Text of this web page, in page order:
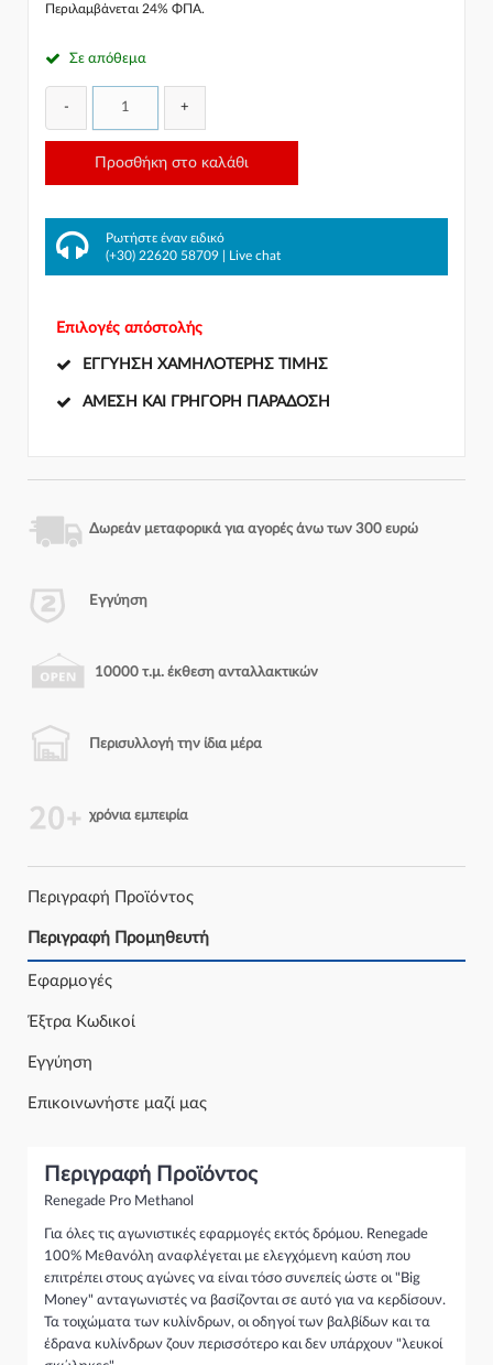
Περιλαμβάνεται 24% ΦΠΑ.
Σε απόθεμα
- +
Προσθήκη στο καλάθι
Ρωτήστε έναν ειδικό
(+30) 22620 58709
Live chat
Επιλογές απόστολής
ΕΓΓΎΗΣΗ ΧΑΜΗΛΌΤΕΡΗΣ ΤΙΜΉΣ
ΆΜΕΣΗ ΚΑΙ ΓΡΉΓΟΡΗ ΠΑΡΆΔΟΣΗ
Δωρεάν μεταφορικά για αγορές άνω των 300 ευρώ
Εγγύηση
10000 τ.μ. έκθεση ανταλλακτικών
Περισυλλογή την ίδια μέρα
χρόνια εμπειρία
Περιγραφή Προϊόντος
Περιγραφή Προμηθευτή
Εφαρμογές
Έξτρα Κωδικοί
Εγγύηση
Επικοινωνήστε μαζί μας
Περιγραφή Προϊόντος
Renegade Pro Methanol
Για όλες τις αγωνιστικές εφαρμογές εκτός δρόμου. Renegade
100% Μεθανόλη αναφλέγεται με ελεγχόμενη καύση που
επιτρέπει στους αγώνες να είναι τόσο συνεπείς ώστε οι "Big
Money" ανταγωνιστές να βασίζονται σε αυτό για να κερδίσουν.
Τα τοιχώματα των κυλίνδρων, οι οδηγοί των βαλβίδων και τα
έδρανα κυλίνδρων ζουν περισσότερο και δεν υπάρχουν "λευκοί